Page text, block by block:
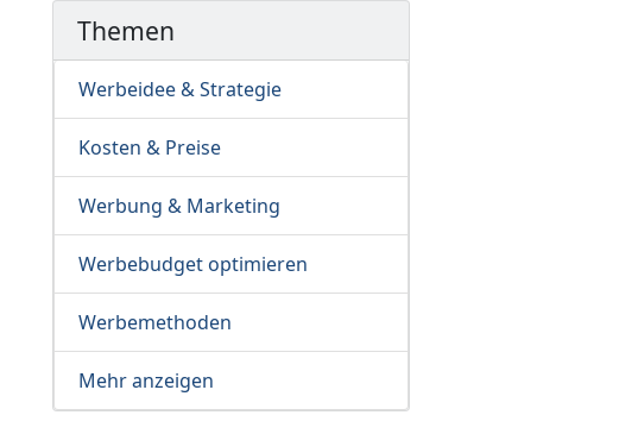
Themen
Werbeidee & Strategie
Kosten & Preise
Werbung & Marketing
Werbebudget optimieren
Werbemethoden
Mehr anzeigen